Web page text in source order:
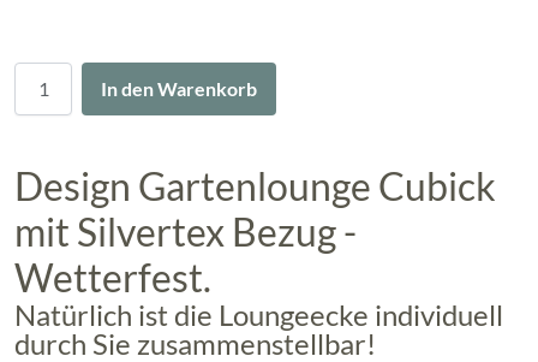
In den Warenkorb
Design Gartenlounge Cubick
mit Silvertex Bezug -
Wetterfest.
Natürlich ist die Loungeecke individuell
durch Sie zusammenstellbar!